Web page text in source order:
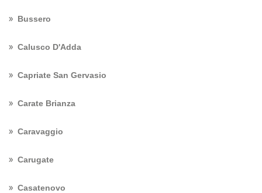
Bussero
Calusco D'Adda
Capriate San Gervasio
Carate Brianza
Caravaggio
Carugate
Casatenovo